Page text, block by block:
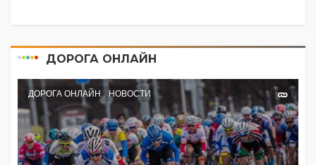
ДОРОГА ОНЛАЙН
ДОРОГА ОНЛАЙН НОВОСТИ